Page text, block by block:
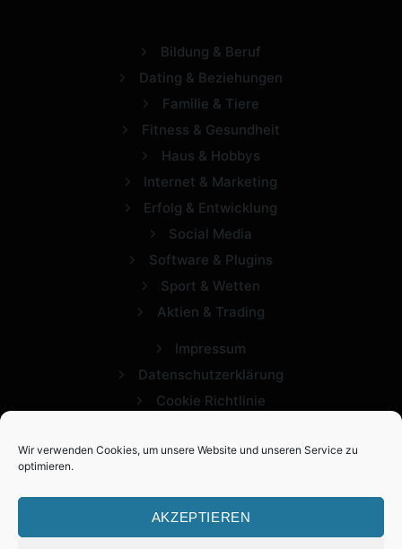
Wir verwenden Cookies, um unsere Website und unseren Service zu
optimieren.
AKZEPTIEREN
Bildung & Beruf
Dating & Beziehungen
Familie & Tiere
Fitness & Gesundheit
Haus & Hobbys
Internet & Marketing
Erfolg & Entwicklung
Social Media
Software & Plugins
Sport & Wetten
Aktien & Trading
Impressum
Datenschutzerklärung
Cookie Richtlinie